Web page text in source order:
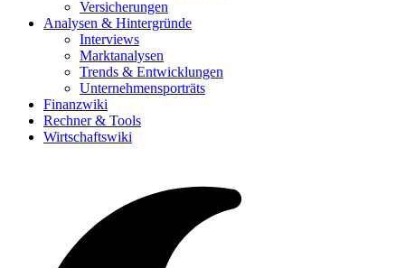
Versicherungen
Analysen & Hintergründe
Interviews
Marktanalysen
Trends & Entwicklungen
Unternehmensporträts
Finanzwiki
Rechner & Tools
Wirtschaftswiki